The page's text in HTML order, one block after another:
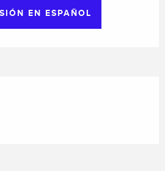
EN ESPAÑOL